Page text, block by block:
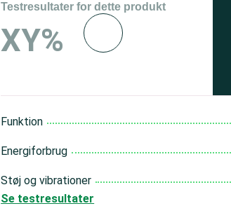
Testresultater for dette produkt
XY%
Funktion
Energiforbrug
Støj og vibrationer
Se testresultater